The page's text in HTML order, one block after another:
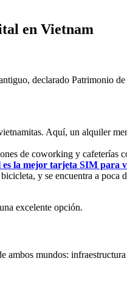
en Vietnam
declarado Patrimonio
Aquí, un alquiler
de coworking y
es la mejor tarjeta SIM para
y se encuentra a
excelente opción.
mundos: